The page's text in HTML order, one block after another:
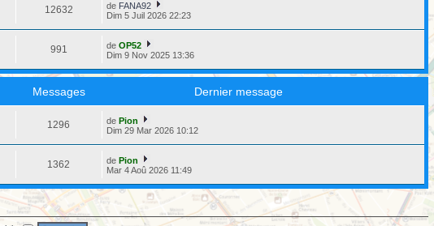
12632 de FANA92
Dim 5 Juil 2026 22:23
991 deOP52
Dim 9 Nov 2025 13:36
Messages Dernier message
1296 dePion
Dim 29 Mar 2026 10:12
1362 dePion
Mar 4 Aoû 2026 11:49